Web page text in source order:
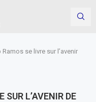
Ramos se livre sur l’avenir
SUR L’AVENIR DE